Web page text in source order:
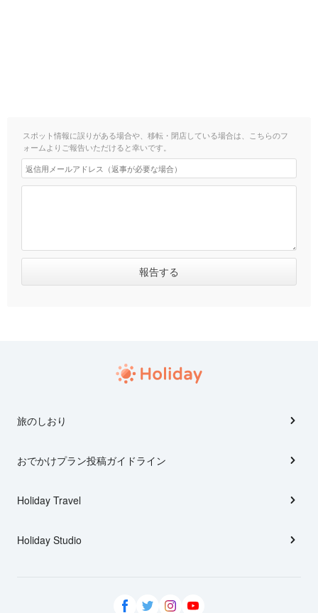
スポット情報に誤りがある場合や、移転・閉店している場合は、こちらのフ
ォームよりご報告いただけると幸いです。
旅のしおり
おでかけプラン投稿ガイドライン
Holiday Travel
Holiday Studio